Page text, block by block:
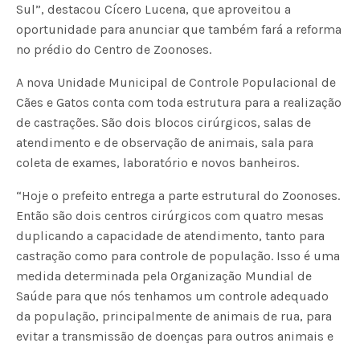
Sul”, destacou Cícero Lucena, que aproveitou a
oportunidade para anunciar que também fará a reforma
no prédio do Centro de Zoonoses.
A nova Unidade Municipal de Controle Populacional de
Cães e Gatos conta com toda estrutura para a realização
de castrações. São dois blocos cirúrgicos, salas de
atendimento e de observação de animais, sala para
coleta de exames, laboratório e novos banheiros.
“Hoje o prefeito entrega a parte estrutural do Zoonoses.
Então são dois centros cirúrgicos com quatro mesas
duplicando a capacidade de atendimento, tanto para
castração como para controle de população. Isso é uma
medida determinada pela Organização Mundial de
Saúde para que nós tenhamos um controle adequado
da população, principalmente de animais de rua, para
evitar a transmissão de doenças para outros animais e